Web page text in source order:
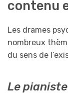
contenu
Les drames
nombreux
du sens de
Le pianiste